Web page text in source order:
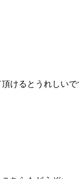
けるとうれしい